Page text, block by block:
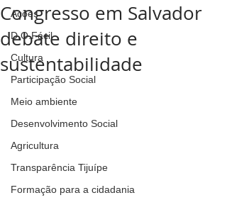
Ações
D.O.Fácil
Cultura
Participação Social
Meio ambiente
Desenvolvimento Social
Agricultura
Transparência Tijuípe
Formação para a cidadania
Congresso em Salvador
debate direito e
sustentabilidade